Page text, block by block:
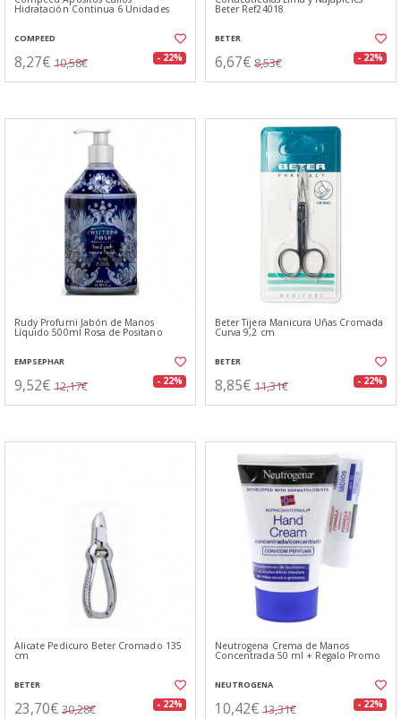
Hidratación Continua 6 Unidades
COMPEED
8,27€ 10,58€ - 22%
Beter Ref24018
BETER
6,67€ 8,53€ - 22%
Rudy Profumi Jabón de Manos
Líquido 500ml Rosa de Positano
EMPSEPHAR
9,52€ 12,17€ - 22%
Beter Tijera Manicura Uñas Cromada
Curva 9,2 cm
BETER
8,85€ 11,31€ - 22%
Alicate Pedicuro Beter Cromado 135
cm
BETER
23,70€ 30,28€ - 22%
Neutrogena Crema de Manos
Concentrada 50 ml + Regalo Promo
NEUTROGENA
10,42€ 13,31€ - 22%